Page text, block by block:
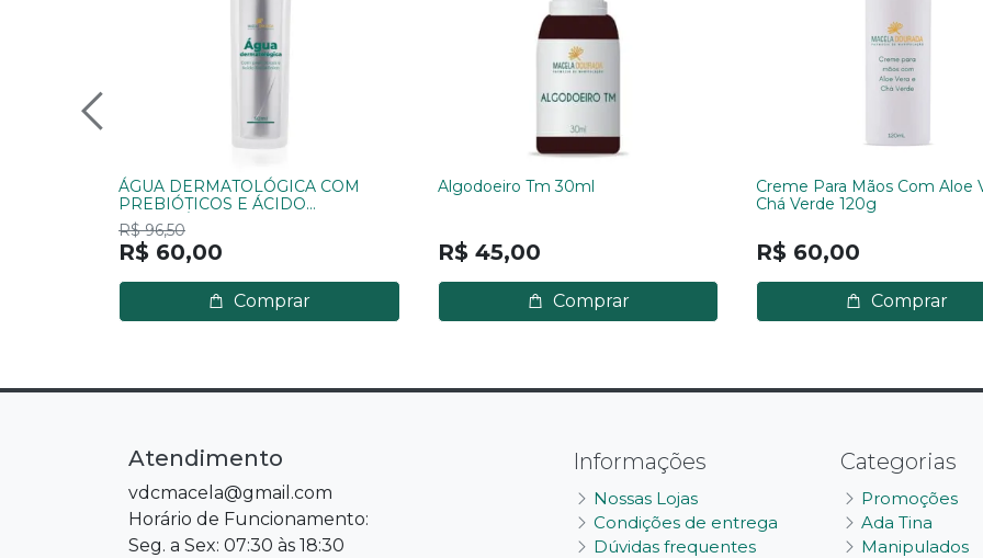
ÁGUA DERMATOLÓGICA COM
PREBIÓTICOS E ÁCIDO
HIALURÔNICO 50ML
R$ 96,50
R$ 60,00
Comprar
Algodoeiro Tm 30ml
R$ 45,00
Comprar
Creme Para Mãos Com Aloe
Chá Verde 120g
R$ 60,00
Comprar
Informações
Nossas Lojas
Condições de entrega
Dúvidas frequentes
Categorias
Promoções
Ada Tina
Manipulados
Atendimento
vdcmacela@gmail.com
Horário de Funcionamento:
Seg. a Sex: 07:30 às 18:30